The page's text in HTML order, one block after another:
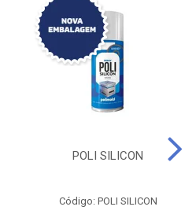
POLI SILICON
Código: POLI SILICON